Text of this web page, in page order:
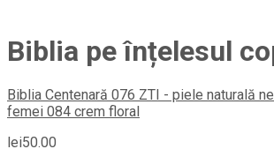
Biblia pe înțelesul
Biblia Centenară 076 ZTI - piele naturală
femei 084 crem floral
lei50.00